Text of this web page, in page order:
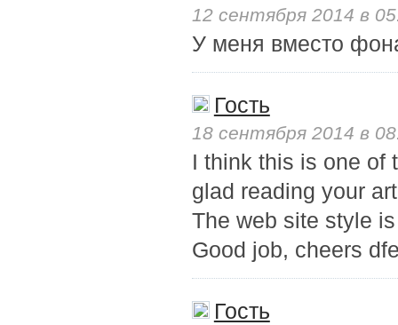
12 сентября 2014 в
У меня вместо
Гость
18 сентября 2014 в
I think this is one of
glad reading your
The web site style
Good job, cheers
Гость